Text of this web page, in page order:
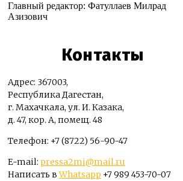
Главный редактор: Фатуллаев Милрад
Азизович
Контакты
Адрес: 367003,
Республика Дагестан,
г. Махачкала, ул. И. Казака,
д. 47, кор. А, помещ. 48
Телефон: +7 (8722) 56-90-47
E-mail: pressa2mi@mail.ru
Написать вWhatsapp +7 989 453-70-07